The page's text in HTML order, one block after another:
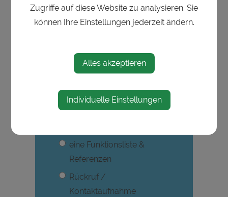
Nachricht
Ich möchte
eine persönliche
eine Funktionsliste &
Referenzen
Rückruf /
Kontaktaufnahme
Zugriffe auf diese Website zu analysieren. Sie
können Ihre Einstellungen jederzeit ändern.
Alles akzeptieren
Individuelle Einstellungen